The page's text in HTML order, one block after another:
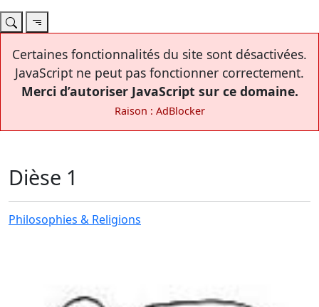
Certaines fonctionnalités du site sont désactivées.
JavaScript ne peut pas fonctionner correctement.
Merci d’autoriser JavaScript sur ce domaine.
Raison : AdBlocker
Dièse 1
Philosophies & Religions